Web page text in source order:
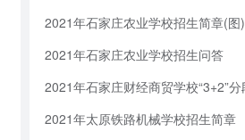
2021年石家庄农业学校招生简章(图)
2021年石家庄农业学校招生问答
2021年太原铁路机械学校招生简章